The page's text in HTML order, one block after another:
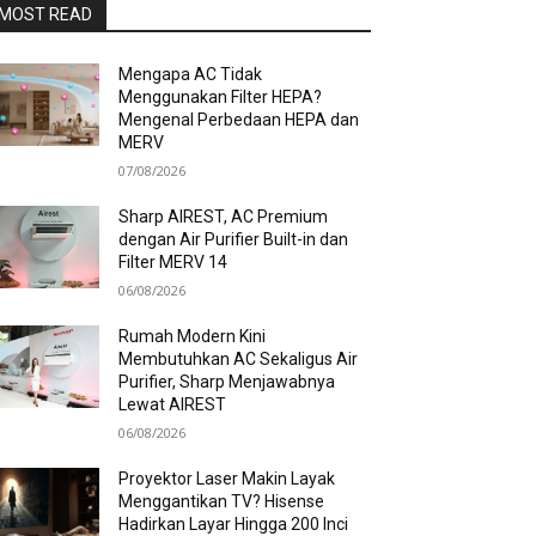
READ
Mengapa AC Tidak
Menggunakan Filter HEPA?
Mengenal Perbedaan HEPA dan
MERV
07/08/2026
Sharp AIREST, AC Premium
dengan Air Purifier Built-in dan
Filter MERV 14
06/08/2026
Rumah Modern Kini
Membutuhkan AC Sekaligus Air
Purifier, Sharp Menjawabnya
Lewat AIREST
06/08/2026
Proyektor Laser Makin Layak
Menggantikan TV? Hisense
Hadirkan Layar Hingga 200 Inci